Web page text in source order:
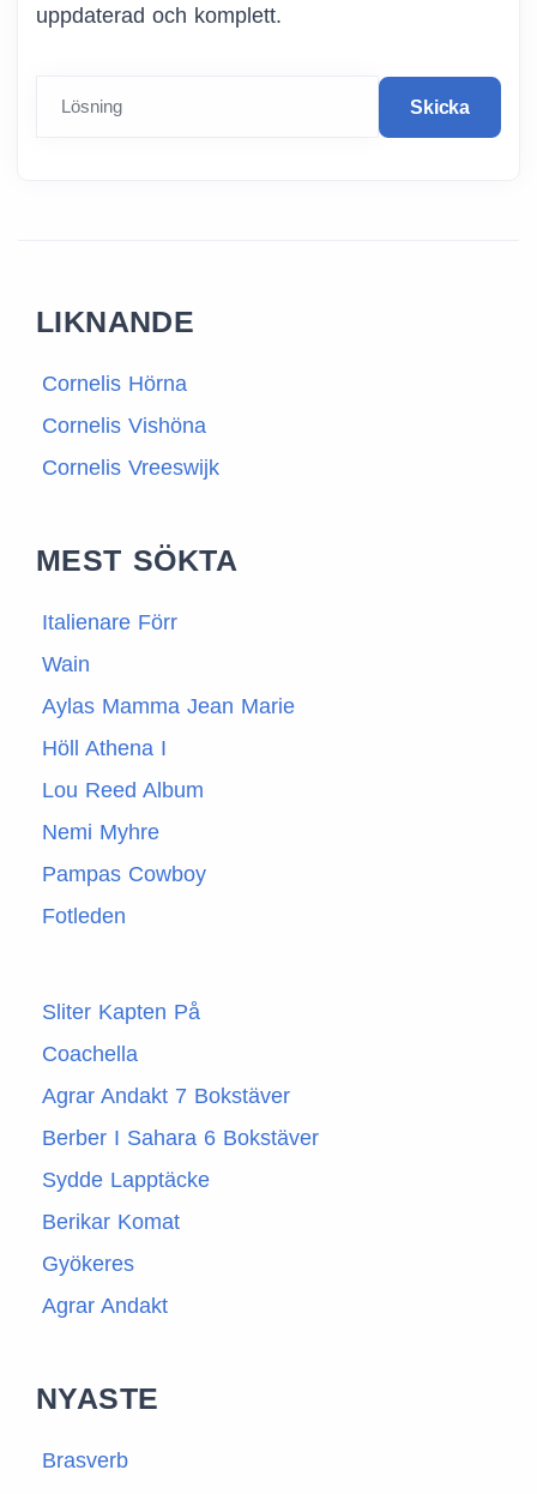
uppdaterad och komplett.
Lösning Skicka
LIKNANDE
Cornelis Hörna
Cornelis Vishöna
Cornelis Vreeswijk
MEST SÖKTA
Italienare Förr
Wain
Aylas Mamma Jean Marie
Höll Athena I
Lou Reed Album
Nemi Myhre
Pampas Cowboy
Fotleden
Sliter Kapten På
Coachella
Agrar Andakt 7 Bokstäver
Berber I Sahara 6 Bokstäver
Sydde Lapptäcke
Berikar Komat
Gyökeres
Agrar Andakt
NYASTE
Brasverb